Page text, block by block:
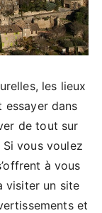
les lieux
essayer dans
de tout sur
vous voulez
à vous
visiter un site
et